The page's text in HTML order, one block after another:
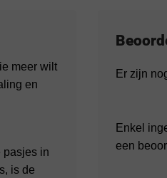
meer wilt
en
pasjes in
is de
Er zijn
Enkel
een